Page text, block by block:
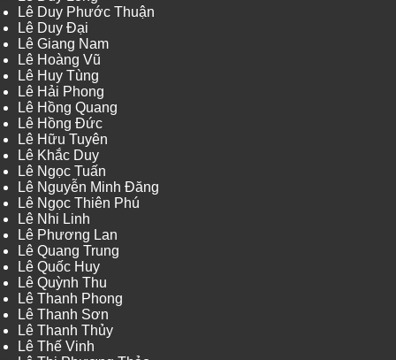
Lê Duy Phước Thuận
Lê Duy Đại
Lê Giang Nam
Lê Hoàng Vũ
Lê Huy Tùng
Lê Hải Phong
Lê Hồng Quang
Lê Hồng Đức
Lê Hữu Tuyên
Lê Khắc Duy
Lê Ngọc Tuấn
Lê Nguyễn Minh Đăng
Lê Ngọc Thiên Phú
Lê Nhi Linh
Lê Phương Lan
Lê Quang Trung
Lê Quốc Huy
Lê Quỳnh Thu
Lê Thanh Phong
Lê Thanh Sơn
Lê Thanh Thủy
Lê Thế Vinh